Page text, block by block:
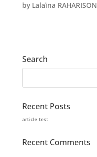
by Lalaïna RAHARISON
Search
Recent Posts
article test
Recent Comments